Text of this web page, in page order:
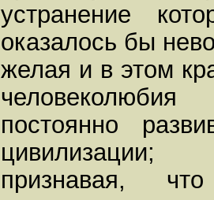
устранение
оказалось бы
желая и в этом
постоянно
цивилизации;
признавая,